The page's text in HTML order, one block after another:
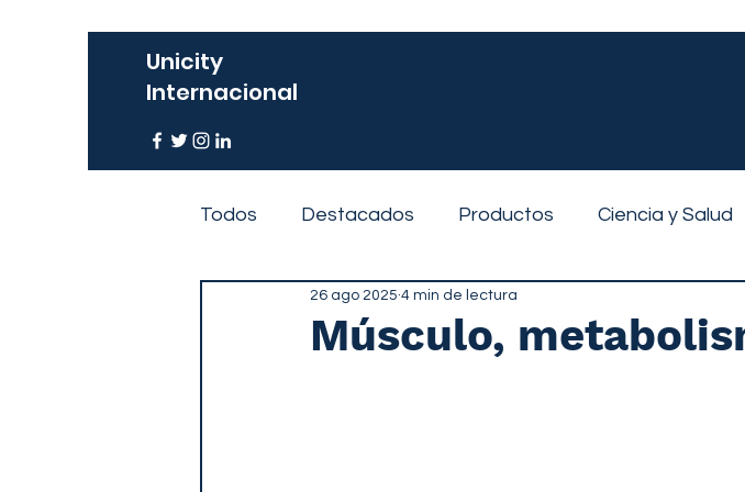
Unicity
Internacional
Todos Destacados Productos Ciencia y Salud
Eventos
Músculo,
26 ago 2025 4 min de lectura